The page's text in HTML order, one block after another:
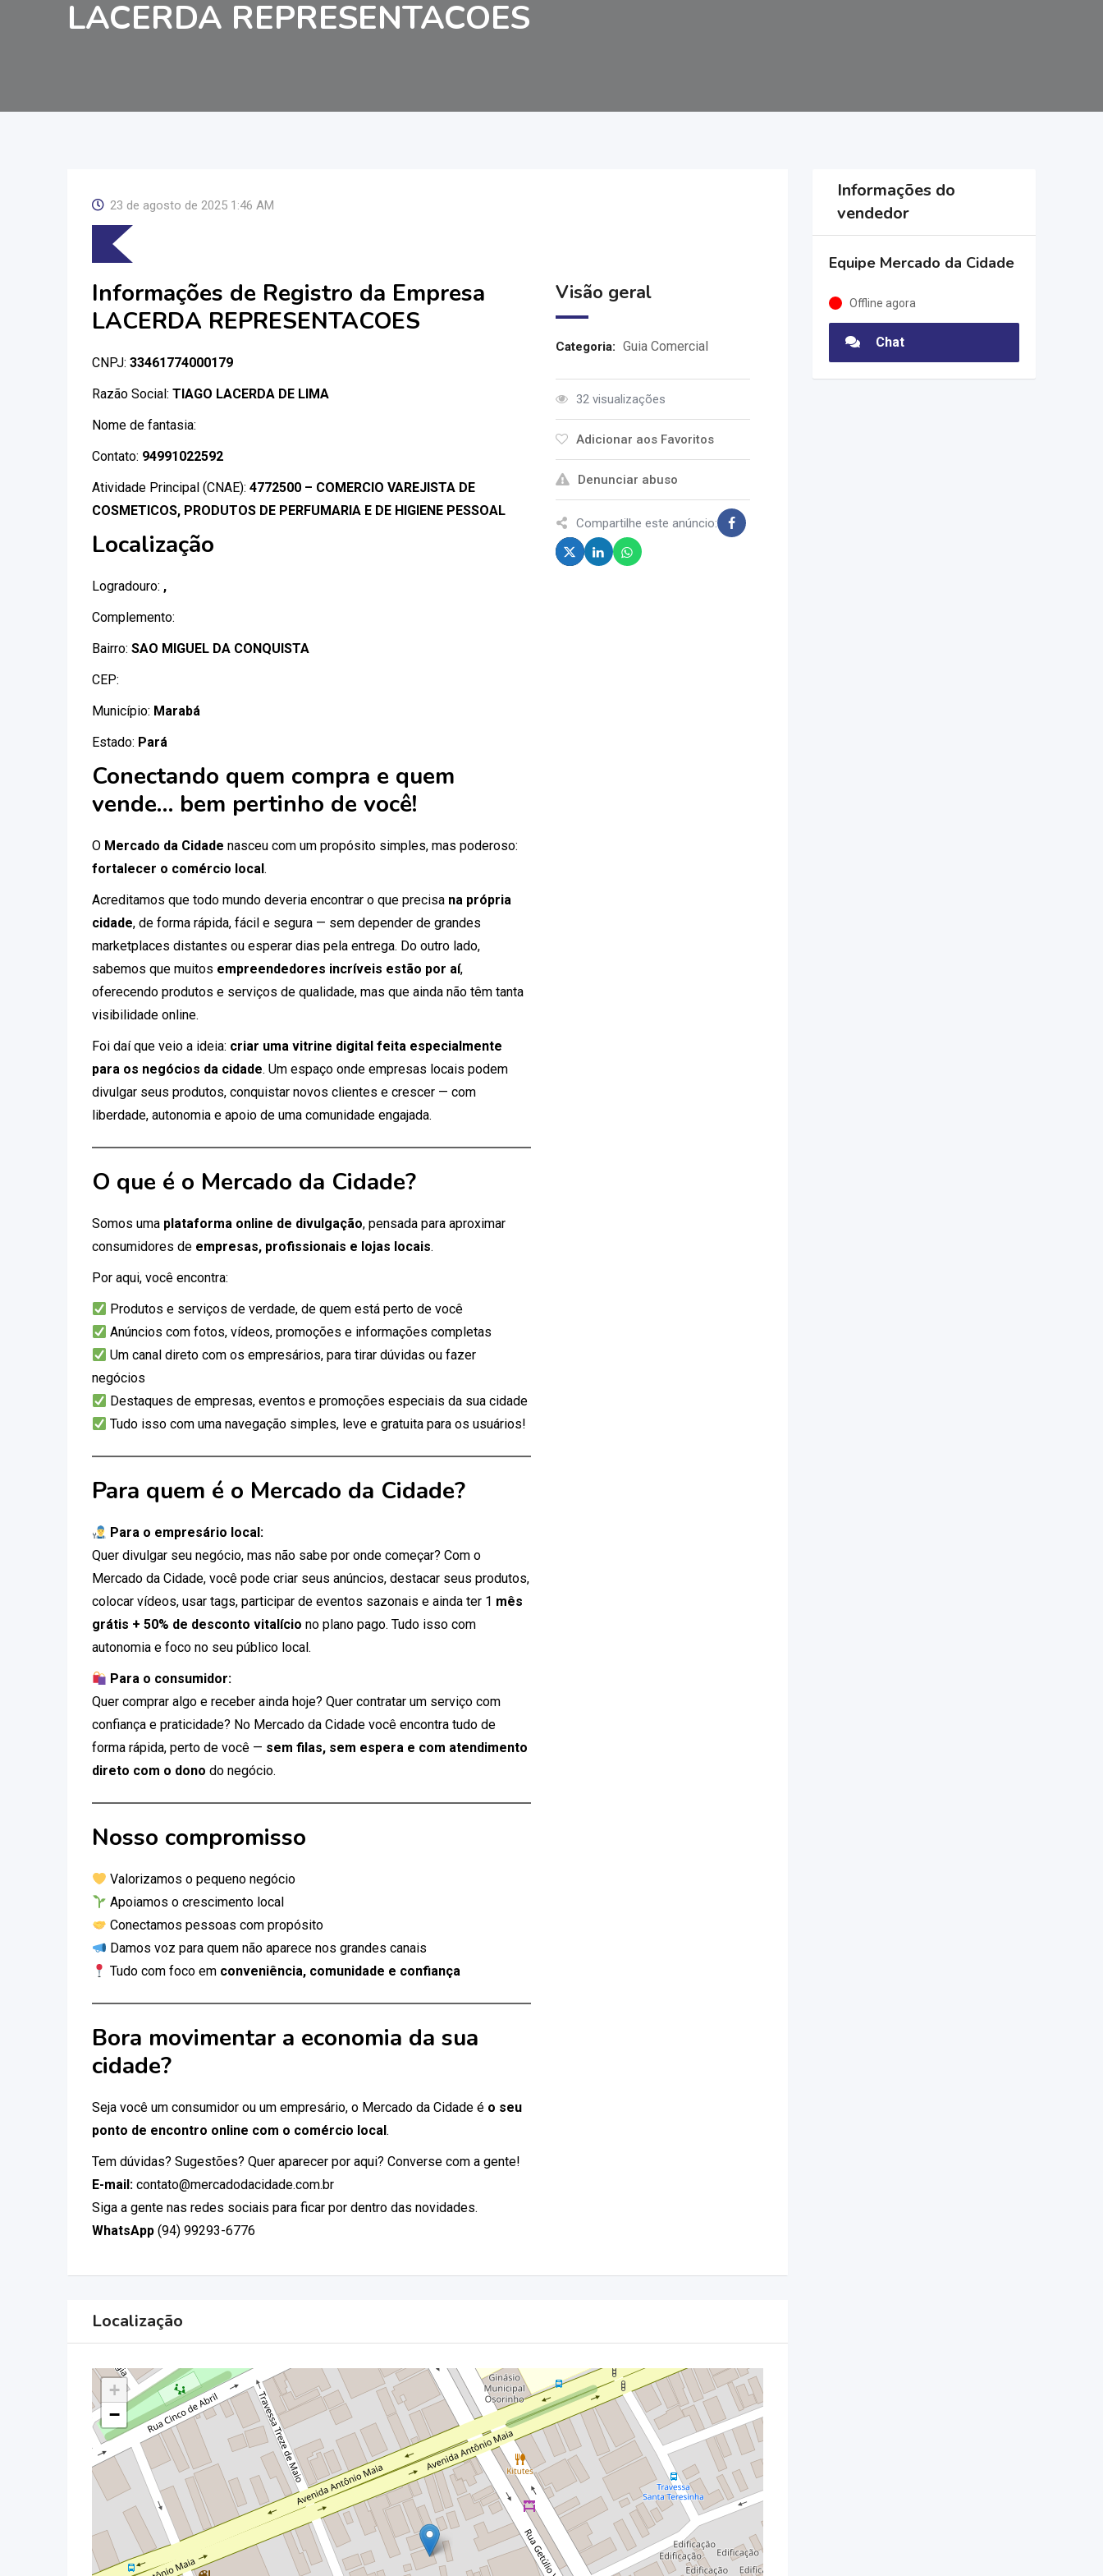
LACERDA REPRESENTACOES
23 de agosto de 2025 1:46 AM
Informações de Registro da Empresa
LACERDA REPRESENTACOES
CNPJ: 33461774000179
Razão Social: TIAGO LACERDA DE LIMA
Nome de fantasia:
Contato: 94991022592
Atividade Principal (CNAE): 4772500 – COMERCIO VAREJISTA DE
COSMETICOS, PRODUTOS DE PERFUMARIA E DE HIGIENE PESSOAL
Localização
Logradouro: ,
Complemento:
Bairro: SAO MIGUEL DA CONQUISTA
CEP:
Município: Marabá
Estado: Pará
Conectando quem compra e quem
vende… bem pertinho de você!
O Mercado da Cidade nasceu com um propósito simples, mas poderoso:
fortalecer o comércio local.
Acreditamos que todo mundo deveria encontrar o que precisa na própria
cidade, de forma rápida, fácil e segura — sem depender de grandes
marketplaces distantes ou esperar dias pela entrega. Do outro lado,
sabemos que muitos empreendedores incríveis estão por aí,
oferecendo produtos e serviços de qualidade, mas que ainda não têm tanta
visibilidade online.
Foi daí que veio a ideia: criar uma vitrine digital feita especialmente
para os negócios da cidade. Um espaço onde empresas locais podem
divulgar seus produtos, conquistar novos clientes e crescer — com
liberdade, autonomia e apoio de uma comunidade engajada.
O que é o Mercado da Cidade?
Somos uma plataforma online de divulgação, pensada para aproximar
consumidores de empresas, profissionais e lojas locais.
Por aqui, você encontra:
Produtos e serviços de verdade, de quem está perto de você
Anúncios com fotos, vídeos, promoções e informações completas
Um canal direto com os empresários, para tirar dúvidas ou fazer
negócios
Destaques de empresas, eventos e promoções especiais da sua cidade
Tudo isso com uma navegação simples, leve e gratuita para os usuários!
Para quem é o Mercado da Cidade?
Para o empresário local:
Quer divulgar seu negócio, mas não sabe por onde começar? Com o
Mercado da Cidade, você pode criar seus anúncios, destacar seus produtos,
colocar vídeos, usar tags, participar de eventos sazonais e ainda ter 1 mês
grátis + 50% de desconto vitalício no plano pago. Tudo isso com
autonomia e foco no seu público local.
Para o consumidor:
Quer comprar algo e receber ainda hoje? Quer contratar um serviço com
confiança e praticidade? No Mercado da Cidade você encontra tudo de
forma rápida, perto de você — sem filas, sem espera e com atendimento
direto com o dono do negócio.
Nosso compromisso
Valorizamos o pequeno negócio
Apoiamos o crescimento local
Conectamos pessoas com propósito
Damos voz para quem não aparece nos grandes canais
Tudo com foco em conveniência, comunidade e confiança
Bora movimentar a economia da sua
cidade?
Seja você um consumidor ou um empresário, o Mercado da Cidade é o seu
ponto de encontro online com o comércio local.
Tem dúvidas? Sugestões? Quer aparecer por aqui? Converse com a gente!
E-mail: contato@mercadodacidade.com.br
Siga a gente nas redes sociais para ficar por dentro das novidades.
WhatsApp (94) 99293-6776
Visão geral
Categoria: Guia Comercial
32 visualizações
Adicionar aos Favoritos
Denunciar abuso
Compartilhe este anúncio:
Localização
+
−
Informações do
vendedor
Equipe Mercado da Cidade
Offline agora
Chat